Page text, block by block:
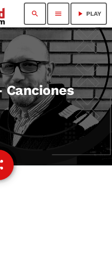
search menu play_arrow PLAY
Canciones